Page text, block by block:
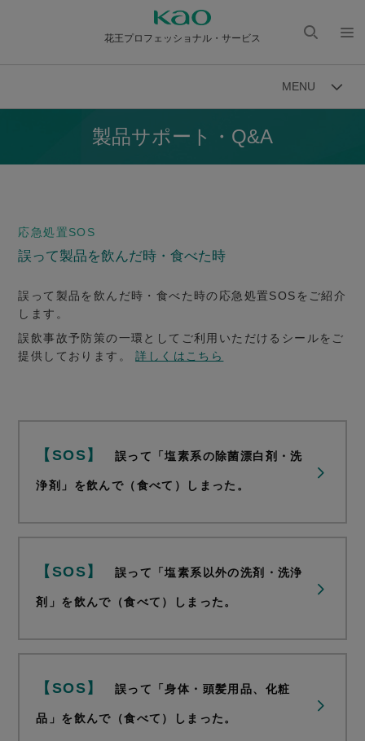
花王プロフェッショナル・サービス
く
MENU
製品サポート・Q&A
応急処置SOS
誤って製品を飲んだ時・食べた時
誤って製品を飲んだ時・食べた時の応急処置SOSをご紹介
します。
誤飲事故予防策の一環としてご利用いただけるシールをご
提供しております。詳しくはこちら
【SOS】 誤って「塩素系の除菌漂白剤・洗
浄剤」を飲んで（食べて）しまった。
【SOS】 誤って「塩素系以外の洗剤・洗浄
剤」を飲んで（食べて）しまった。
【SOS】 誤って「身体・頭髪用品、化粧
品」を飲んで（食べて）しまった。